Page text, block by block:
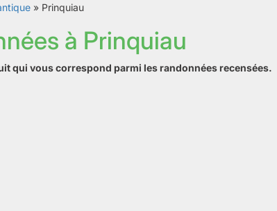
» Prinquiau
à Prinquiau
qui vous correspond parmi les randonnées recensées.